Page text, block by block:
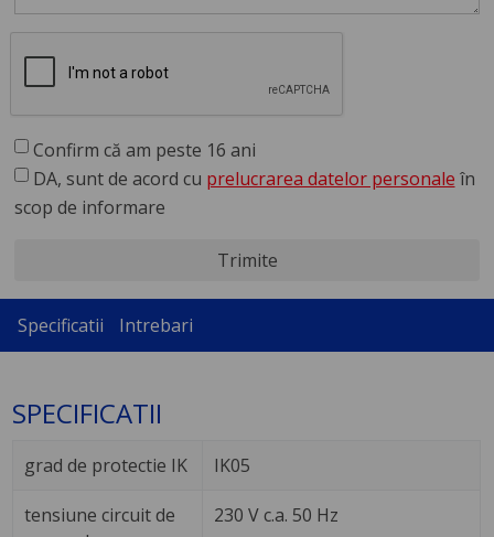
Confirm că am peste 16 ani
DA, sunt de acord cu prelucrarea datelor personale în
scop de informare
Trimite
Specificatii Intrebari
SPECIFICATII
grad de protectie IK IK05
tensiune circuit de
230 V c.a. 50 Hz